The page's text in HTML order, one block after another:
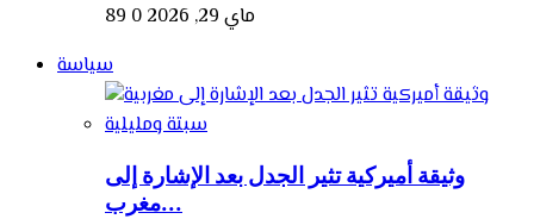
ماي 29, 2026 0
89
سياسة
وثيقة أميركية تثير الجدل بعد الإشارة إلى
مغرب...